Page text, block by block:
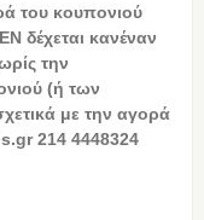
του κουπονιού
δέχεται κανέναν
την
(ή των
με την αγορά
214 4448324